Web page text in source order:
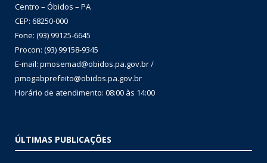
Centro – Óbidos – PA
CEP: 68250-000
Fone: (93) 99125-6645
Procon: (93) 99158-9345
E-mail: pmosemad@obidos.pa.gov.br /
pmogabprefeito@obidos.pa.gov.br
Horário de atendimento: 08:00 às 14:00
ÚLTIMAS PUBLICAÇÕES